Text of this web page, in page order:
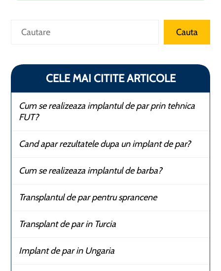
Caută Cauta
CELE MAI CITITE ARTICOLE
Cum se realizeaza implantul de par prin tehnica
FUT?
Cand apar rezultatele dupa un implant de par?
Cum se realizeaza implantul de barba?
Transplantul de par pentru sprancene
Transplant de par in Turcia
Implant de par in Ungaria